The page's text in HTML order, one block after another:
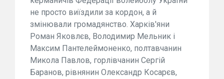
не просто виїздили за кордон, а й
змінювали громадянство. Харків'яни
Роман Яковлєв, Володимир Мельник і
Максим Пантелеймоненко, полтавчанин
Микола Павлов, горлівчанин Сергій
Баранов, рівнянин Олександр Косарєв,